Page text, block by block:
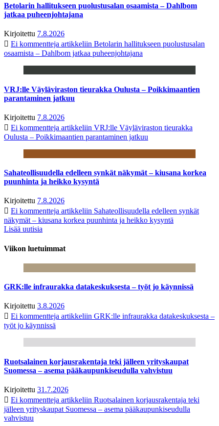
Betolarin hallitukseen puolustusalan osaamista – Dahlbom
jatkaa puheenjohtajana
Kirjoitettu 7.8.2026
Ei kommentteja artikkeliin Betolarin hallitukseen puolustusalan
osaamista – Dahlbom jatkaa puheenjohtajana
VRJ:lle Väyläviraston tieurakka Oulusta – Poikkimaantien
parantaminen jatkuu
Kirjoitettu 7.8.2026
Ei kommentteja artikkeliin VRJ:lle Väyläviraston tieurakka
Oulusta – Poikkimaantien parantaminen jatkuu
Sahateollisuudella edelleen synkät näkymät – kiusana korkea
puunhinta ja heikko kysyntä
Kirjoitettu 7.8.2026
Ei kommentteja artikkeliin Sahateollisuudella edelleen synkät
näkymät – kiusana korkea puunhinta ja heikko kysyntä
Lisää uutisia
Viikon luetuimmat
GRK:lle infraurakka datakeskuksesta – työt jo käynnissä
Kirjoitettu 3.8.2026
Ei kommentteja artikkeliin GRK:lle infraurakka datakeskuksesta –
työt jo käynnissä
Ruotsalainen korjausrakentaja teki jälleen yrityskaupat
Suomessa – asema pääkaupunkiseudulla vahvistuu
Kirjoitettu 31.7.2026
Ei kommentteja artikkeliin Ruotsalainen korjausrakentaja teki
jälleen yrityskaupat Suomessa – asema pääkaupunkiseudulla
vahvistuu